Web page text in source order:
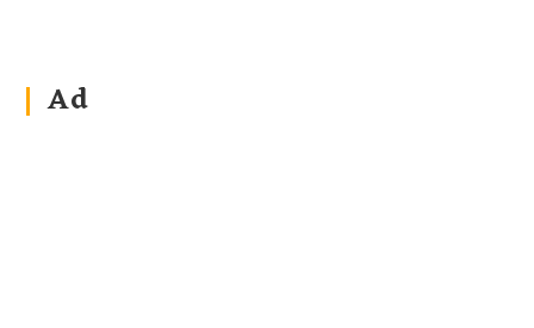
Ad